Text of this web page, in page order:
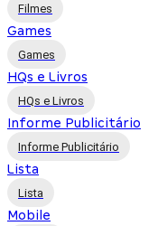
Filmes
Games
Games
HQs e Livros
HQs e Livros
Informe Publicitário
Informe Publicitário
Lista
Lista
Mobile